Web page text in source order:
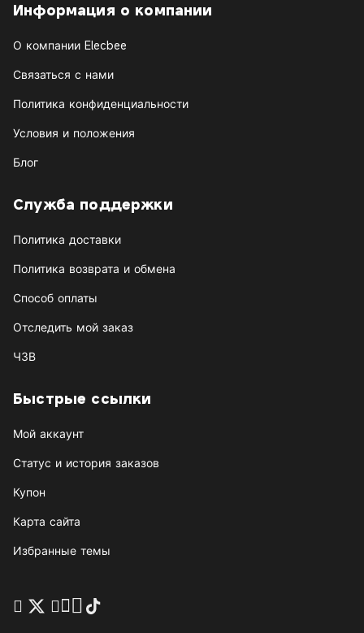
Информация о компании
О компании Elecbee
Связаться с нами
Политика конфиденциальности
Условия и положения
Блог
Служба поддержки
Политика доставки
Политика возврата и обмена
Способ оплаты
Отследить мой заказ
ЧЗВ
Быстрые ссылки
Мой аккаунт
Статус и история заказов
Купон
Карта сайта
Избранные темы